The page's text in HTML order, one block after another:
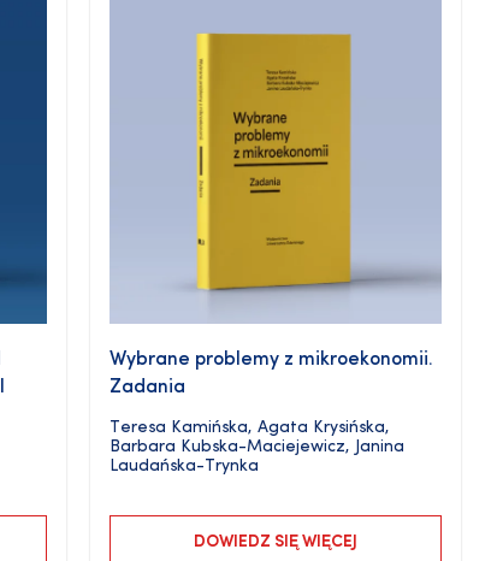
Wybrane problemy z mikroekonomii.
Zadania
Teresa Kamińska,Agata Krysińska,
Barbara Kubska-Maciejewicz, Janina
Laudańska-Trynka
DOWIEDZ SIĘ WIĘCEJ